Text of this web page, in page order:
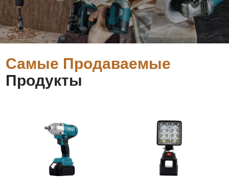
Самые Продаваемые
Продукты